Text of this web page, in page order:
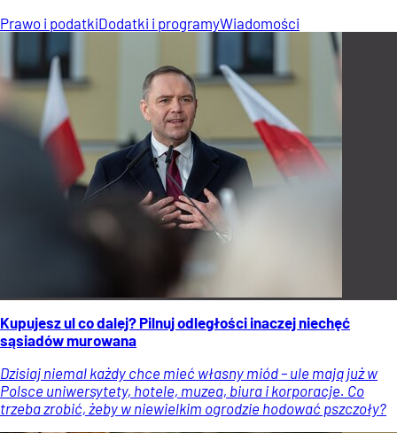
Prawo i podatkiDodatki i programyWiadomości
Kupujesz ul co dalej? Pilnuj odległości inaczej niechęć
sąsiadów murowana
Dzisiaj niemal każdy chce mieć własny miód – ule mają już w
Polsce uniwersytety, hotele, muzea, biura i korporacje. Co
trzeba zrobić, żeby w niewielkim ogrodzie hodować pszczoły?